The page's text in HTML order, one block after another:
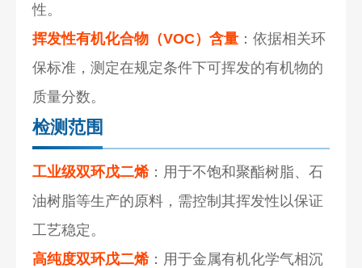
性。
挥发性有机化合物（VOC）含量 ：依据相关环
保标准，测定在规定条件下可挥发的有机物的
质量分数。
检测范围
工业级双环戊二烯：用于不饱和聚酯树脂、石
油树脂等生产的原料，需控制其挥发性以保证
工艺稳定。
高纯度双环戊二烯：用于金属有机化学气相沉